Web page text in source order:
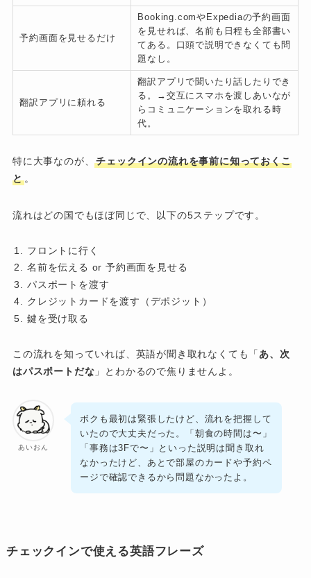
予約画面を見せるだけ
Booking.comやExpediaの予約画面
を見せれば、名前も日程も全部書い
てある。口頭で説明できなくても問
題なし。
翻訳アプリに頼れる
翻訳アプリで聞いたり話したりでき
る。→交互にスマホを渡しあいなが
らコミュニケーションを取れる時
代。
特に大事なのが、チェックインの流れを事前に知っておくこ
と。
流れはどの国でもほぼ同じで、以下の5ステップです。
フロントに行く
名前を伝える or 予約画面を見せる
パスポートを渡す
クレジットカードを渡す（デポジット）
鍵を受け取る
この流れを知っていれば、英語が聞き取れなくても「 あ、次
はパスポートだな 」とわかるので焦りませんよ。
あいおん
ボクも最初は緊張したけど、流れを把握して
いたので大丈夫だった。「朝食の時間は〜」
「事務は3Fで〜」といった説明は聞き取れ
なかったけど、あとで部屋のカードや予約ペ
ージで確認できるから問題なかったよ。
チェックインで使える英語フレーズ